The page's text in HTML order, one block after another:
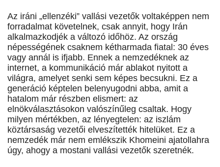
Az iráni „ellenzéki” vallási vezetők voltaképpen nem
forradalmat követelnek, csak annyit, hogy Irán
alkalmazkodjék a változó időhöz. Az ország
népességének csaknem kétharmada fiatal: 30 éves
vagy annál is ifjabb. Ennek a nemzedéknek az
internet, a kommunikáció már ablakot nyitott a
világra, amelyet senki sem képes becsukni. Ez a
generáció képtelen belenyugodni abba, amit a
hatalom már részben elismert: az
elnökválasztásokon valószínűleg csaltak. Hogy
milyen mértékben, az lényegtelen: az iszlám
köztársaság vezetői elveszítették hitelüket. Ez a
nemzedék már nem emlékszik Khomeini ajatollahra
úgy, ahogy a mostani vallási vezetők szeretnék.